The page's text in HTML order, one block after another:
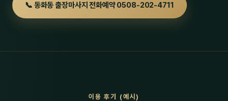
📞 동화동 출장마사지 전화예약 0508-202-4711
이용 후기 (예시)